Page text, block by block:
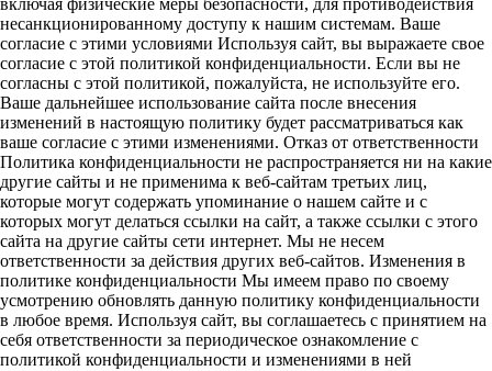
включая физические меры безопасности, для противодействия
несанкционированному доступу к нашим системам. Ваше
согласие с этими условиями Используя сайт, вы выражаете свое
согласие с этой политикой конфиденциальности. Если вы не
согласны с этой политикой, пожалуйста, не используйте его.
Ваше дальнейшее использование сайта после внесения
изменений в настоящую политику будет рассматриваться как
ваше согласие с этими изменениями. Отказ от ответственности
Политика конфиденциальности не распространяется ни на какие
другие сайты и не применима к веб-сайтам третьих лиц,
которые могут содержать упоминание о нашем сайте и с
которых могут делаться ссылки на сайт, а также ссылки с этого
сайта на другие сайты сети интернет. Мы не несем
ответственности за действия других веб-сайтов. Изменения в
политике конфиденциальности Мы имеем право по своему
усмотрению обновлять данную политику конфиденциальности
в любое время. Используя сайт, вы соглашаетесь с принятием на
себя ответственности за периодическое ознакомление с
политикой конфиденциальности и изменениями в ней